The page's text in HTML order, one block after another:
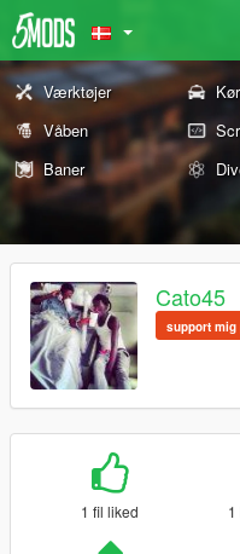
Værktøjer
Våben
Baner
Cato45
support mig
1 fil liked